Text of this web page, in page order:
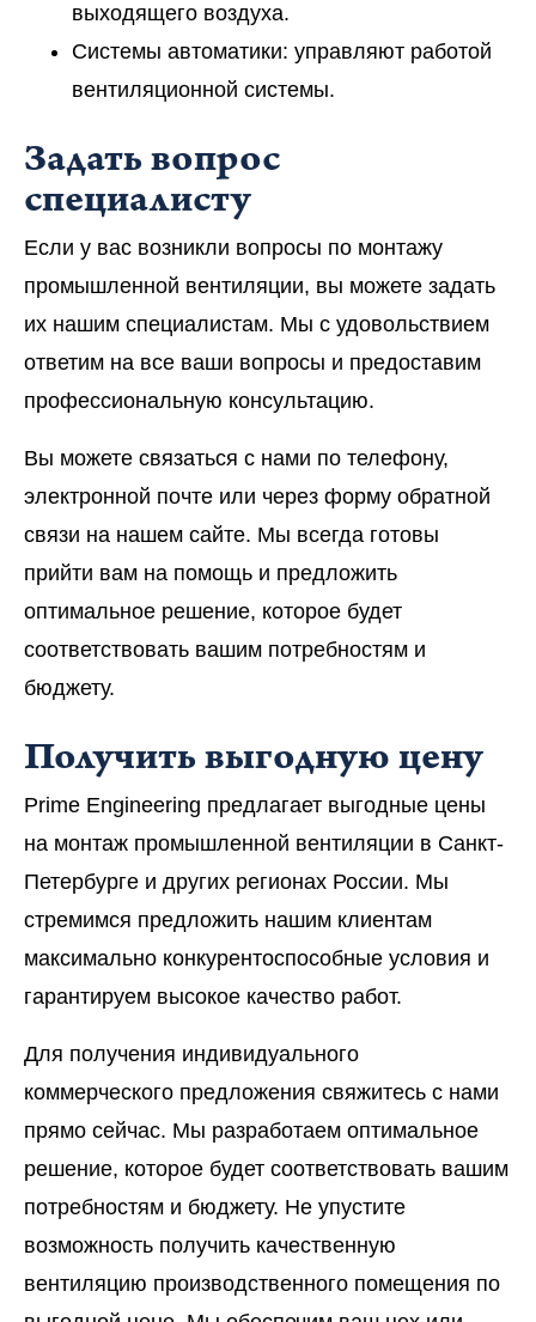
выходящего воздуха.
Системы автоматики: управляют работой
вентиляционной системы.
Задать вопрос
специалисту
Если у вас возникли вопросы по монтажу
промышленной вентиляции, вы можете задать
их нашим специалистам. Мы с удовольствием
ответим на все ваши вопросы и предоставим
профессиональную консультацию.
Вы можете связаться с нами по телефону,
электронной почте или через форму обратной
связи на нашем сайте. Мы всегда готовы
прийти вам на помощь и предложить
оптимальное решение, которое будет
соответствовать вашим потребностям и
бюджету.
Получить выгодную цену
Prime Engineering предлагает выгодные цены
на монтаж промышленной вентиляции в Санкт-
Петербурге и других регионах России. Мы
стремимся предложить нашим клиентам
максимально конкурентоспособные условия и
гарантируем высокое качество работ.
Для получения индивидуального
коммерческого предложения свяжитесь с нами
прямо сейчас. Мы разработаем оптимальное
решение, которое будет соответствовать вашим
потребностям и бюджету. Не упустите
возможность получить качественную
вентиляцию производственного помещения по